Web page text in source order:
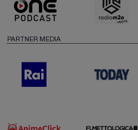
PARTNER MEDIA